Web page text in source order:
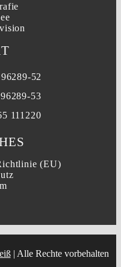
52
53
111220
(EU)
| Alle Rechte vorbehalten